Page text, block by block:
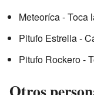
Meteoríca - Toca
Pitufo Estrella -
Pitufo Rockero -